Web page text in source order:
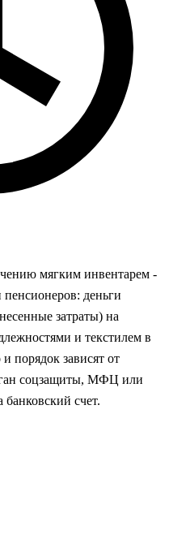
мягким инвентарем -
деньги
затраты) на
и текстилем в
порядок зависят от
соцзащиты, МФЦ или
счет.